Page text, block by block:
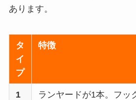
あります。
タ
イ
プ
特徴
1
ランヤードが1本。フッ